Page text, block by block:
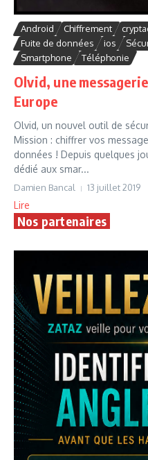
Android Chiffrement
Fuite de données
ios
Smartphone
Téléphonie
Olvid, une
Europe
Olvid, un nouvel outil de
Mission : chiffrer vos
données ! Depuis quelques
dédié aux smar...
Damien Bancal 13 juillet 2019
Lire
Nos partenaires